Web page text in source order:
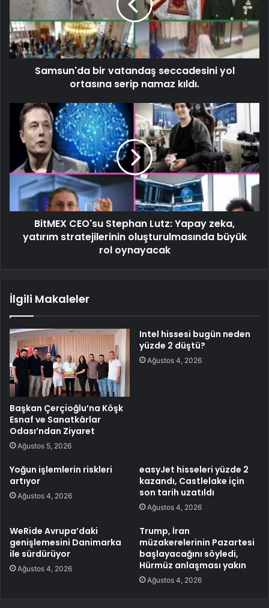
Samsun'da bir vatandaş seccadesini yol
ortasına serip namaz kıldı.
BitMEX CEO'su Stephan Lutz: Yapay zeka,
yatırım stratejilerinin oluşturulmasında büyük
rol oynayacak
İlgili Makaleler
Başkan Çerçioğlu’na Köşk
Esnaf ve Sanatkârlar
Odası’ndan Ziyaret
Ağustos 5, 2026
Intel hissesi bugün neden
yüzde 2 düştü?
Ağustos 4, 2026
Yoğun işlemlerin riskleri
artıyor
Ağustos 4, 2026
easyJet hisseleri yüzde 2
kazandı, Castlelake için
son tarih uzatıldı
Ağustos 4, 2026
WeRide Avrupa’daki
genişlemesini Danimarka
ile sürdürüyor
Ağustos 4, 2026
Trump, İran
müzakerelerinin Pazartesi
başlayacağını söyledi,
Hürmüz anlaşması yakın
Ağustos 4, 2026